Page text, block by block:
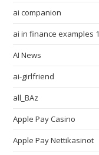
ai companion
ai in finance examples 1
AI News
ai-girlfriend
all_BAz
Apple Pay Casino
Apple Pay Nettikasinot